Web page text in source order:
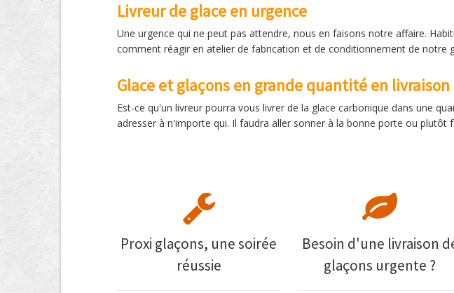
Livreur de glace en urgence
Une urgence qui ne peut pas attendre, nous en faisons notre affaire.
comment réagir en atelier de fabrication et de conditionnement de notre
Glace et glaçons en grande quantité en livraison
Est-ce qu'un livreur pourra vous livrer de la glace carbonique dans une
adresser à n'importe qui. Il faudra aller sonner à la bonne porte ou plutôt
Proxi glaçons, une soirée
réussie
Besoin d'une livraison
glaçons urgente ?